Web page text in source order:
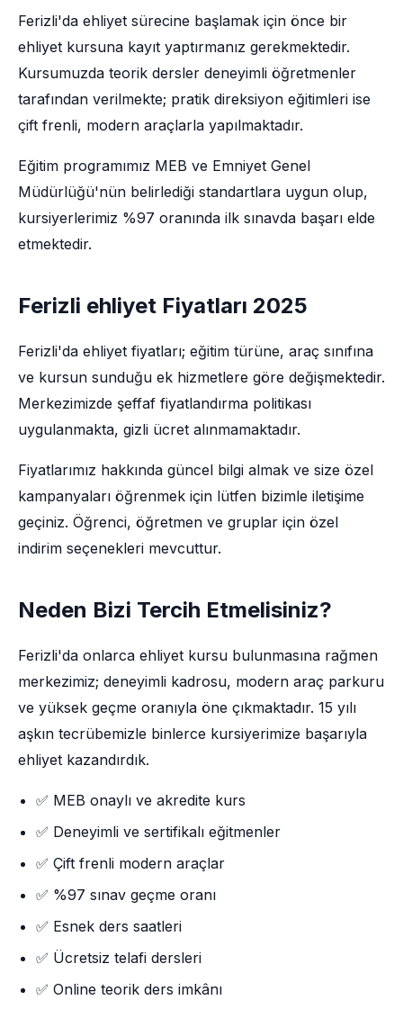
Ferizli'da ehliyet sürecine başlamak için önce bir
ehliyet kursuna kayıt yaptırmanız gerekmektedir.
Kursumuzda teorik dersler deneyimli öğretmenler
tarafından verilmekte; pratik direksiyon eğitimleri ise
çift frenli, modern araçlarla yapılmaktadır.
Eğitim programımız MEB ve Emniyet Genel
Müdürlüğü'nün belirlediği standartlara uygun olup,
kursiyerlerimiz %97 oranında ilk sınavda başarı elde
etmektedir.
Ferizli ehliyet Fiyatları 2025
Ferizli'da ehliyet fiyatları; eğitim türüne, araç sınıfına
ve kursun sunduğu ek hizmetlere göre değişmektedir.
Merkezimizde şeffaf fiyatlandırma politikası
uygulanmakta, gizli ücret alınmamaktadır.
Fiyatlarımız hakkında güncel bilgi almak ve size özel
kampanyaları öğrenmek için lütfen bizimle iletişime
geçiniz. Öğrenci, öğretmen ve gruplar için özel
indirim seçenekleri mevcuttur.
Neden Bizi Tercih Etmelisiniz?
Ferizli'da onlarca ehliyet kursu bulunmasına rağmen
merkezimiz; deneyimli kadrosu, modern araç parkuru
ve yüksek geçme oranıyla öne çıkmaktadır. 15 yılı
aşkın tecrübemizle binlerce kursiyerimize başarıyla
ehliyet kazandırdık.
✅ MEB onaylı ve akredite kurs
✅ Deneyimli ve sertifikalı eğitmenler
✅ Çift frenli modern araçlar
✅ %97 sınav geçme oranı
✅ Esnek ders saatleri
✅ Ücretsiz telafi dersleri
✅ Online teorik ders imkânı